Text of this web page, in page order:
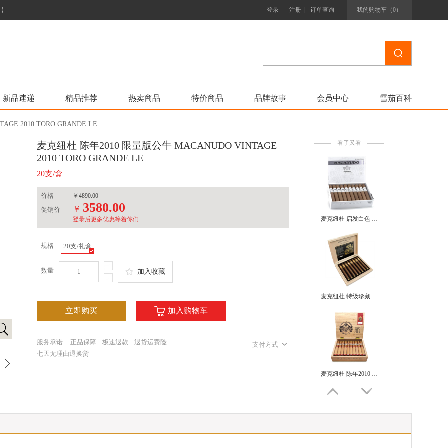
登录 注册 订单查询 我的购物车（0）
新品速递 精品推荐 热卖商品 特价商品 品牌故事 会员中心 雪茄百科
2010 TORO GRANDE LE
麦克纽杜 陈年2010 限量版公牛 MACANUDO VINTAGE
2010 TORO GRANDE LE
20支/盒
价格 ￥ 4890.00
促销价 ￥ 3580.00
登录后更多优惠等着你们
规格 20支/礼盒
数量 加入收藏
立即购买 加入购物车
服务承诺 正品保障 极速退款
退货运费险
七天无理由退换货
支付方式
看了又看
麦克纽杜 特级珍藏限量版 指环王2020 MACANUDO GRAN RESERVA LIMITED EDITION 2020